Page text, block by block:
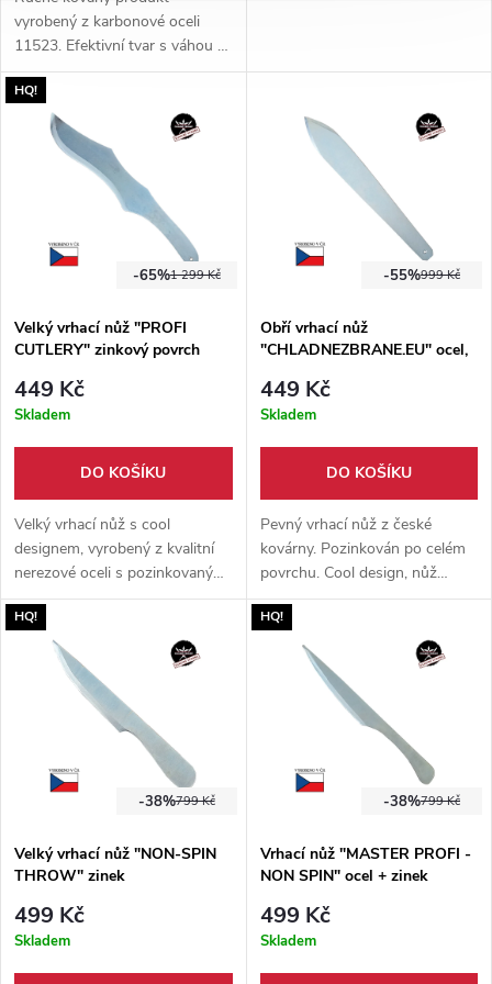
vyrobený z karbonové oceli
11523. Efektivní tvar s váhou v
přední části. Větší razance při
zabodnutí.
HQ!
1 299 Kč
-65%
Velký vrhací nůž "PROFI
CUTLERY" zinkový povrch
449 Kč
Skladem
DO KOŠÍKU
Velký vrhací nůž s cool
designem, vyrobený z kvalitní
nerezové oceli s pozinkovaným
povrchem. Skvělý nůž pro
začátečníky i pokročilé.
999 Kč
-55%
Obří vrhací nůž
"CHLADNEZBRANE.EU" ocel,
449 Kč
Skladem
DO KOŠÍKU
Pevný vrhací nůž z české
kovárny. Pozinkován po celém
povrchu. Cool design, nůž
určený pro pokročilé vrhače.
Protiskluzová úprava.
HQ!
799 Kč
-38%
Velký vrhací nůž "NON-SPIN
THROW" zinek
499 Kč
Skladem
HQ!
799 Kč
-38%
Vrhací nůž "MASTER PROFI -
NON SPIN" ocel + zinek
499 Kč
Skladem